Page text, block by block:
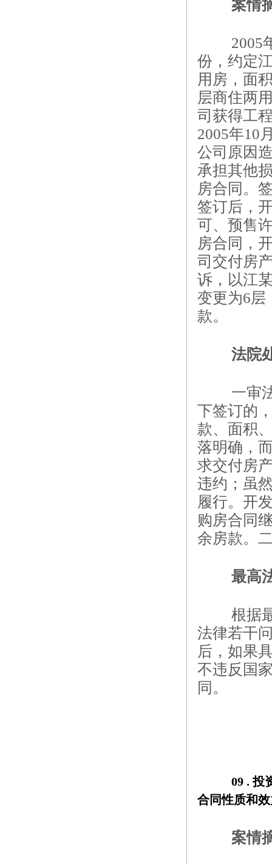
案情
2005
份，约定
用房，面
层商住两
司获得工
2005年10
公司原因
承担其他
房合同。
签订后，
可、预售
房合同，
司交付房
诉，以江
变更为6层
款。
法院
一审
下签订的
款、面积
落明确，
求交付房
违约；虽
履行。开
购房合同
余房款。
最高
根据
法律若干
后，如果
不违反国
同。
09 . 投
合同性质和
案情